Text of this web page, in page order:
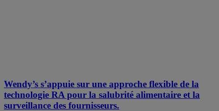
Wendy’s s’appuie sur une approche flexible de la
technologie RA pour la salubrité alimentaire et la
surveillance des fournisseurs.